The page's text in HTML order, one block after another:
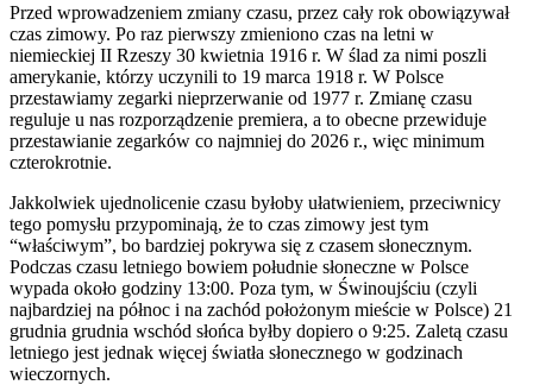
Przed wprowadzeniem zmiany czasu, przez cały rok obowiązywał
czas zimowy. Po raz pierwszy zmieniono czas na letni w
niemieckiej II Rzeszy 30 kwietnia 1916 r. W ślad za nimi poszli
amerykanie, którzy uczynili to 19 marca 1918 r. W Polsce
przestawiamy zegarki nieprzerwanie od 1977 r. Zmianę czasu
reguluje u nas rozporządzenie premiera, a to obecne przewiduje
przestawianie zegarków co najmniej do 2026 r., więc minimum
czterokrotnie.
Jakkolwiek ujednolicenie czasu byłoby ułatwieniem, przeciwnicy
tego pomysłu przypominają, że to czas zimowy jest tym
“właściwym”, bo bardziej pokrywa się z czasem słonecznym.
Podczas czasu letniego bowiem południe słoneczne w Polsce
wypada około godziny 13:00. Poza tym, w Świnoujściu (czyli
najbardziej na północ i na zachód położonym mieście w Polsce) 21
grudnia grudnia wschód słońca byłby dopiero o 9:25. Zaletą czasu
letniego jest jednak więcej światła słonecznego w godzinach
wieczornych.